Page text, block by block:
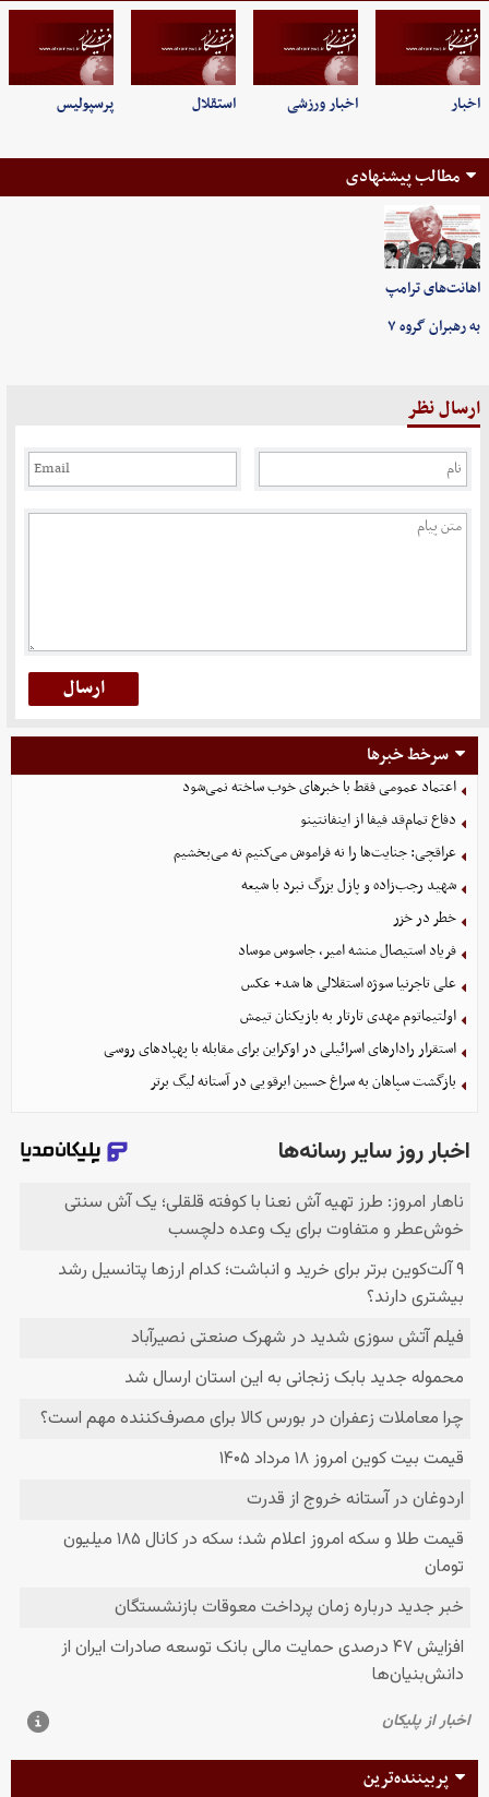
اخبار اخبار ورزشی استقلال پرسپولیس
مطالب پیشنهادی
اهانت‌های ترامپ
به رهبران گروه ۷
ارسال نظر
سرخط خبرها
اعتماد عمومی فقط با خبرهای خوب ساخته نمی‌شود
دفاع تمام‌قد فیفا از اینفانتینو
عراقچی: جنایت‌ها را نه فراموش می‌کنیم نه می‌بخشیم
شهید رجب‌زاده و پازل بزرگ نبرد با شیعه
خطر در خزر
فریاد استیصال منشه امیر، جاسوس موساد
علی تاجرنیا سوژه استقلالی‌ ها شد+ عکس
اولتیماتوم مهدی تارتار به بازیکنان تیمش
استقرار رادارهای اسرائیلی در اوکراین برای مقابله با پهپادهای روسی
بازگشت سپاهان به سراغ حسین ابرقویی در آستانه لیگ برتر
پربیننده‌ترین